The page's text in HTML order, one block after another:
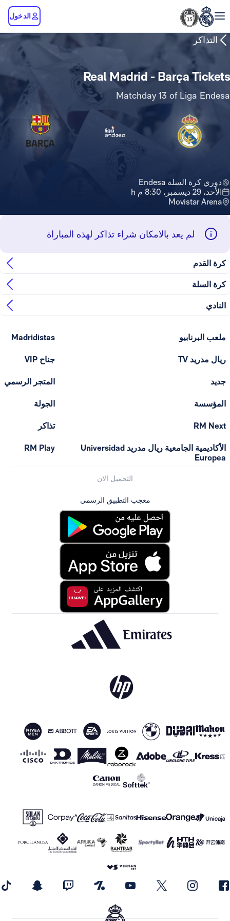
الدخول
التذاكر
Real Madrid - Barça Tickets
Matchday 13 of Liga Endesa
دوري كرة السلة Endesa
الأحد، 29 ديسمبر، 8:30 م h
Movistar Arena
لم يعد بالامكان شراء تذاكر لهذه المباراة
كرة القدم
كرة السلة
النادي
ملعب البرنابيو
ريال مدريد TV
جديد
المؤسسة
RM Next
الأكاديمية الجامعية ريال مدريد Universidad
Europea
Madridistas
جناح VIP
المتجر الرسمي
الجولة
تذاكر
RM Play
التحميل الان
معجب التطبيق الرسمي